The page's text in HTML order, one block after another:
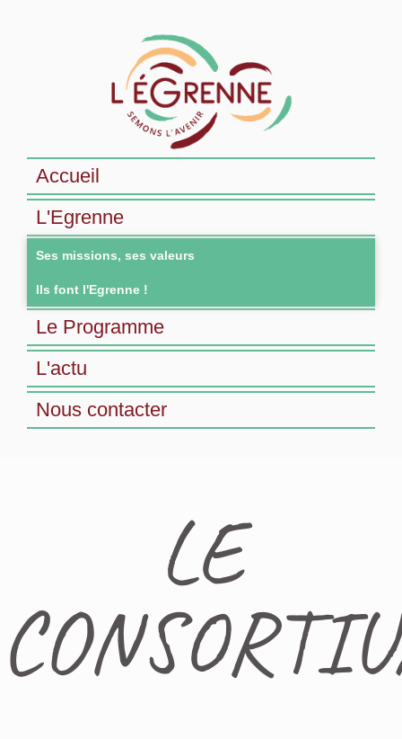
Accueil
L'Egrenne
Ses missions, ses valeurs
Ils font l'Egrenne !
Le Programme
L'actu
Nous contacter
LE